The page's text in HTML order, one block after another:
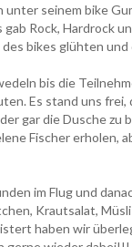
seinem bike
Rock, Hardrock
bikes glühten
bis die
Es stand uns
gar die Dusche
Fischer erholen,
im Flug und
Krautsalat,
haben wir